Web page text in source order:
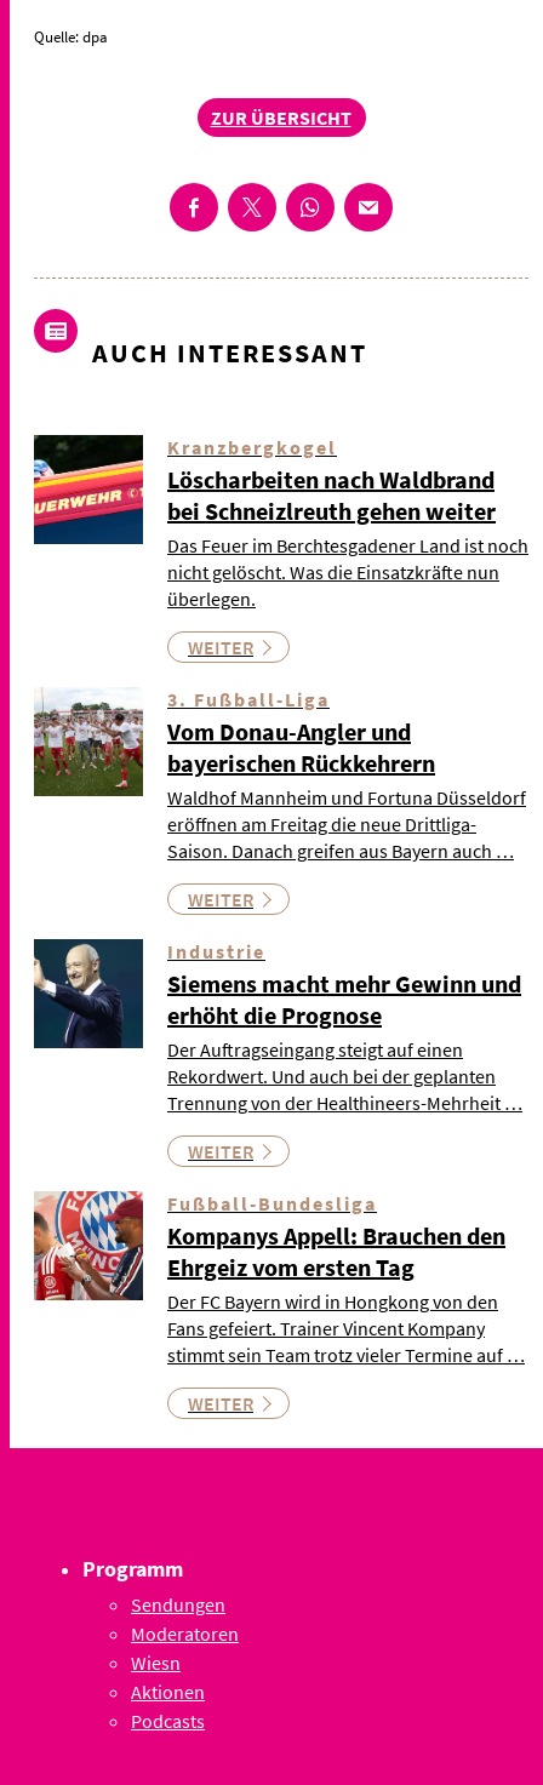
Quelle: dpa
ZUR ÜBERSICHT
AUCH INTERESSANT
Kranzbergkogel
Löscharbeiten nach Waldbrand
bei Schneizlreuth gehen weiter
Das Feuer im Berchtesgadener Land ist noch
nicht gelöscht. Was die Einsatzkräfte nun
überlegen.
WEITER
3. Fußball-Liga
Vom Donau-Angler und
bayerischen Rückkehrern
Waldhof Mannheim und Fortuna Düsseldorf
eröffnen am Freitag die neue Drittliga-
Saison. Danach greifen aus Bayern auch …
WEITER
Industrie
Siemens macht mehr Gewinn und
erhöht die Prognose
Der Auftragseingang steigt auf einen
Rekordwert. Und auch bei der geplanten
Trennung von der Healthineers-Mehrheit …
WEITER
Fußball-Bundesliga
Kompanys Appell: Brauchen den
Ehrgeiz vom ersten Tag
Der FC Bayern wird in Hongkong von den
Fans gefeiert. Trainer Vincent Kompany
stimmt sein Team trotz vieler Termine auf …
WEITER
Programm
Sendungen
Moderatoren
Wiesn
Aktionen
Podcasts